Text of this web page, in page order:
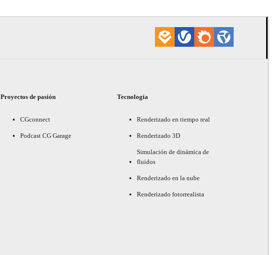
Proyectos de pasión
CGconnect
Podcast CG Garage
Tecnología
Renderizado en tiempo real
Renderizado 3D
Simulación de dinámica de
fluidos
Renderizado en la nube
Renderizado fotorrealista